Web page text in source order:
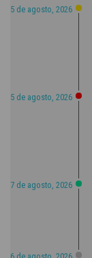
5 de agosto, 2026
5 de agosto, 2026
7 de agosto, 2026